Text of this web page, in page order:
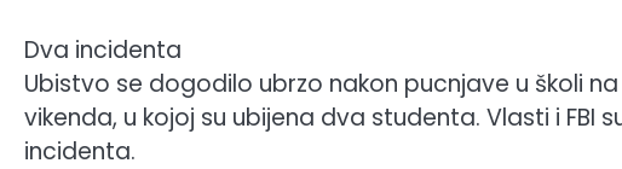
Dva incidenta
Ubistvo se dogodilo ubrzo nakon pucnjave u školi
vikenda, u kojoj su ubijena dva studenta. Vlasti i FBI
incidenta.